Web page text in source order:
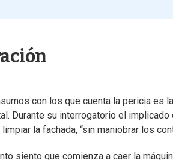
con los que cuenta la pericia es
Durante su interrogatorio el
la fachada, “sin maniobrar los
siento que comienza a caer la